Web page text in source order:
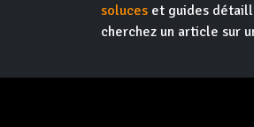
soluces et guides
cherchez un article sur